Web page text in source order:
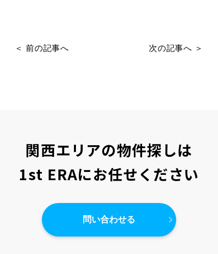
＜ 前の記事へ 次の記事へ ＞
関西エリアの物件探しは
1st ERAにお任せください
問い合わせる